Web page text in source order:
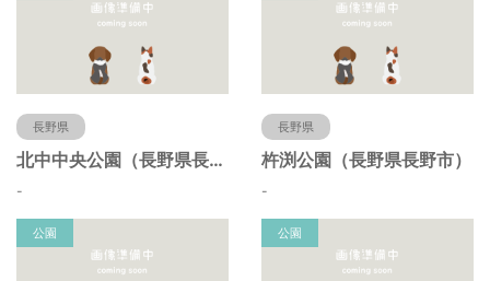
長野県
北中中央公園（長野県長野市）
-
長野県
杵渕公園（長野県長野市）
-
公園 公園